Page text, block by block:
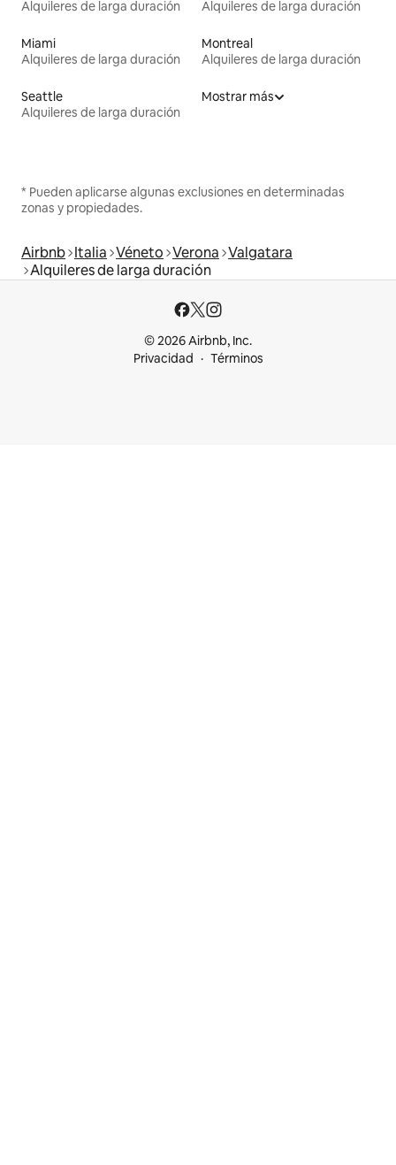
Alquileres de larga duración Alquileres de larga duración
Miami
Alquileres de larga duración
Montreal
Alquileres de larga duración
Seattle
Alquileres de larga duración
Mostrar más
* Pueden aplicarse algunas exclusiones en determinadas
zonas y propiedades.
Airbnb Italia Véneto Verona Valgatara
Alquileres de larga duración
© 2026 Airbnb, Inc.
Privacidad
Términos